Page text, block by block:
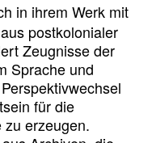
in ihrem Werk mit
postkolonialer
Zeugnisse der
Sprache und
für die
erzeugen.